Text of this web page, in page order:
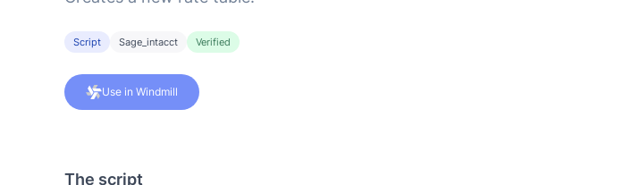
Script Sage_intacct Verified
Use in Windmill
The script